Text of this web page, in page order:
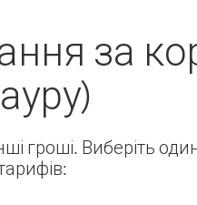
за
гроші. Виберіть